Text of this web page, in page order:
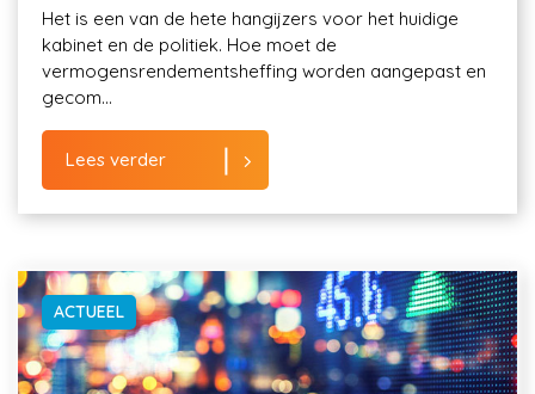
Het is een van de hete hangijzers voor het huidige
kabinet en de politiek. Hoe moet de
vermogensrendementsheffing worden aangepast en
gecom...
Lees verder
ACTUEEL